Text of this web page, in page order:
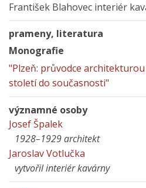
František Blahovec interiér
prameny, literatura
Monografie
"Plzeň: průvodce
století do současnosti"
významné osoby
Josef Špalek
1928–1929 architekt
Jaroslav Votlučka
vytvořil interiér kavárny